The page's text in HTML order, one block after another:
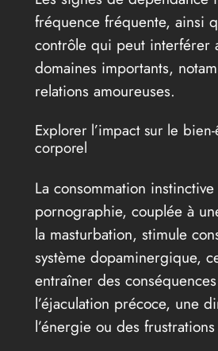
fréquence fréquente, ainsi
contrôle qui peut interférer
domaines importants,
relations amoureuses.
Explorer l’impact sur le
corporel
La consommation
pornographie, couplée à
la masturbation, stimule
système dopaminergique,
entraîner des
l’éjaculation précoce, une
l’énergie ou des